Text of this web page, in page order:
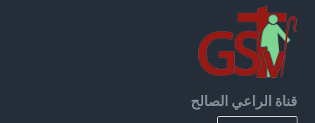
قناة الراعي الصالح